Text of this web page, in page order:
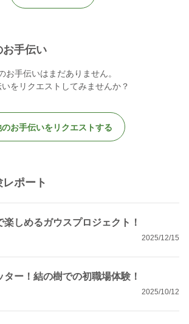
お手伝い
お手伝いはまだありません。
いをリクエストしてみませんか？
のお手伝いをリクエストする
ポート
楽しめるガウスプロジェクト！
2025/12/15
ター！結の樹での初職場体験！
2025/10/12